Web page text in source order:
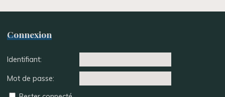
Connexion
Identifiant:
Mot de passe: